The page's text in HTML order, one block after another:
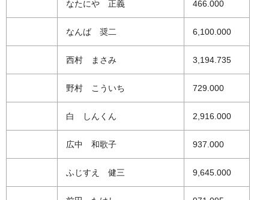
なたにや 正義 466.000
なんば 奨二 6,100.000
西村 まさみ 3,194.735
野村 こういち 729.000
白 しんくん 2,916.000
広中 和歌子 937.000
ふじすえ 健三 9,645.000